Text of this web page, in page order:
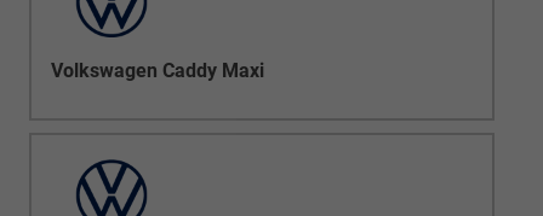
Volkswagen Caddy Maxi